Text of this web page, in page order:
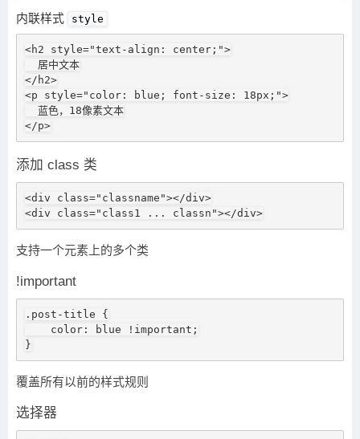
内联样式 style
<h2 style="text-align: center;">
</h2>
<p style="color: blue; font-size: 18px;">
</p>
添加 class 类
<div class="classname"></div>
<div class="class1 ... classn"></div>
支持一个元素上的多个类
!important
.post-title {
}
覆盖所有以前的样式规则
选择器